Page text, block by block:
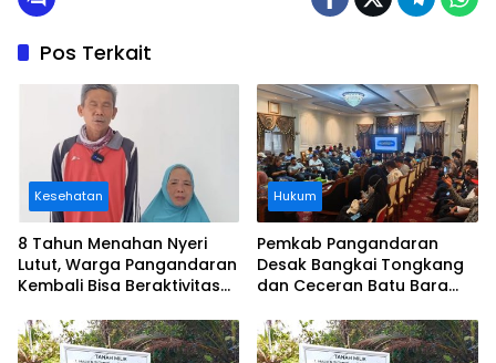
Pos Terkait
Kesehatan
8 Tahun Menahan Nyeri
Lutut, Warga Pangandaran
Kembali Bisa Beraktivitas
Ditanggung BPJS
Hukum
Pemkab Pangandaran
Desak Bangkai Tongkang
dan Ceceran Batu Bara
Buruknya Koordinasi
Perusahaan